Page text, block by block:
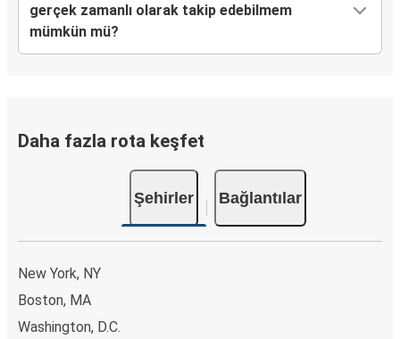
gerçek zamanlı olarak takip edebilmem
mümkün mü?
Daha fazla rota keşfet
Şehirler Bağlantılar
New York, NY
Boston, MA
Washington, D.C.